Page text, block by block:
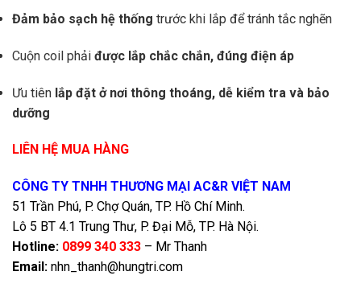
Đảm bảo sạch hệ thống trước khi lắp để tránh tắc nghẽn
Cuộn coil phải được lắp chắc chắn, đúng điện áp
Ưu tiên lắp đặt ở nơi thông thoáng, dễ kiểm tra và bảo
dưỡng
LIÊN HỆ MUA HÀNG
CÔNG TY TNHH THƯƠNG MẠI AC&R VIỆT NAM
51 Trần Phú, P. Chợ Quán, TP. Hồ Chí Minh.
Lô 5 BT 4.1 Trung Thư, P. Đại Mỗ, TP. Hà Nội.
Hotline: 0899 340 333 – Mr Thanh
Email: nhn_thanh@hungtri.com